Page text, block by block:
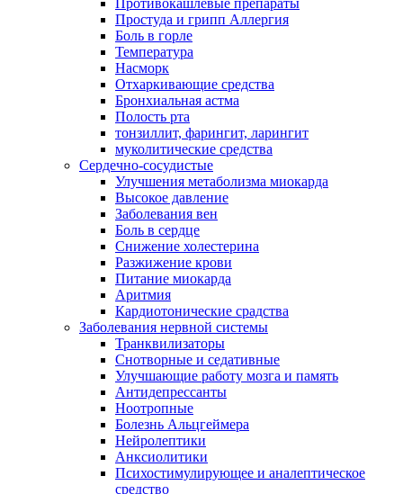
Противокашлевые препараты
Простуда и грипп Аллергия
Боль в горле
Температура
Насморк
Отхаркивающие средства
Бронхиальная астма
Полость рта
тонзиллит, фарингит, ларингит
муколитические средства
Сердечно-сосудистые
Улучшения метаболизма миокарда
Высокое давление
Заболевания вен
Боль в сердце
Снижение холестерина
Разжижение крови
Питание миокарда
Аритмия
Кардиотонические срадства
Заболевания нервной системы
Транквилизаторы
Снотворные и седативные
Улучшающие работу мозга и память
Антидепрессанты
Ноотропные
Болезнь Альцгеймера
Нейролептики
Анксиолитики
Психостимулирующее и аналептическое
средство